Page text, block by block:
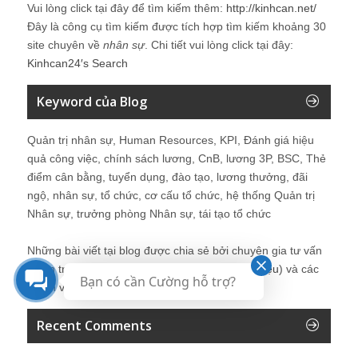
Vui lòng click tại đây để tìm kiếm thêm: http://kinhcan.net/
Đây là công cụ tìm kiếm được tích hợp tìm kiếm khoảng 30
site chuyên về nhân sự. Chi tiết vui lòng click tại đây:
Kinhcan24′s Search
Keyword của Blog
Quản trị nhân sự, Human Resources, KPI, Đánh giá hiệu
quả công việc, chính sách lương, CnB, lương 3P, BSC, Thẻ
điểm cân bằng, tuyển dụng, đào tạo, lương thưởng, đãi
ngộ, nhân sự, tổ chức, cơ cấu tổ chức, hệ thống Quản trị
Nhân sự, trưởng phòng Nhân sự, tái tạo tổ chức
Những bài viết tại blog được chia sẻ bởi chuyên gia tư vấn
Quản trị Nhân sự Nguyễn Hùng Cường (
giới thiệu) và các
thành viên khác trong cộng đồng Nhân sự.
Recent Comments
Bạn có cần Cường hỗ trợ?